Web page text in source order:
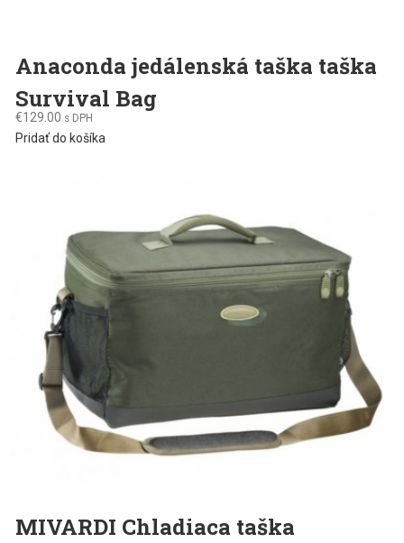
Anaconda jedálenská taška taška
Survival Bag
€129.00 s DPH
Pridať do košíka
MIVARDI Chladiaca taška